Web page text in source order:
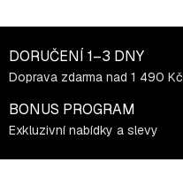
c
í
p
v
k
y
DORUČENÍ 1–3 DNY
Doprava zdarma nad 1 490 Kč
BONUS PROGRAM
Exkluzivní nabídky a slevy